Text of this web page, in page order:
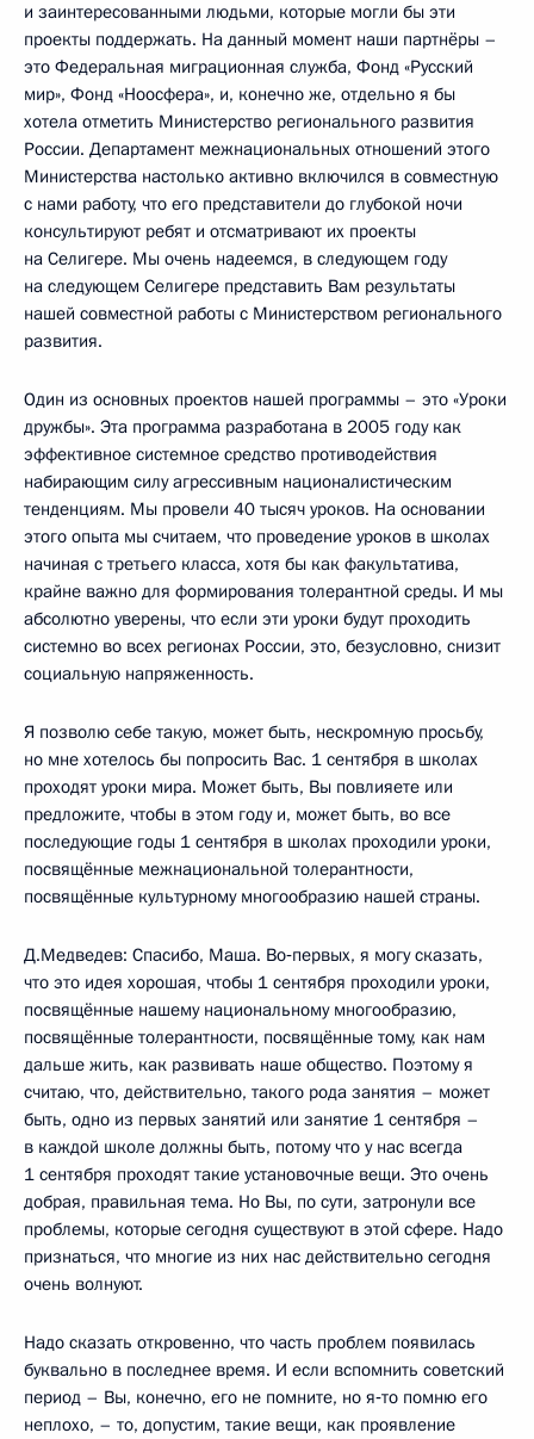
и заинтересованными людьми, которые могли бы эти
проекты поддержать. На данный момент наши партнёры –
это Федеральная миграционная служба, Фонд «Русский
мир», Фонд «Ноосфера», и, конечно же, отдельно я бы
хотела отметить Министерство регионального развития
России. Департамент межнациональных отношений этого
Министерства настолько активно включился в совместную
с нами работу, что его представители до глубокой ночи
консультируют ребят и отсматривают их проекты
на Селигере. Мы очень надеемся, в следующем году
на следующем Селигере представить Вам результаты
нашей совместной работы с Министерством регионального
развития.
Один из основных проектов нашей программы – это «Уроки
дружбы». Эта программа разработана в 2005 году как
эффективное системное средство противодействия
набирающим силу агрессивным националистическим
тенденциям. Мы провели 40 тысяч уроков. На основании
этого опыта мы считаем, что проведение уроков в школах
начиная с третьего класса, хотя бы как факультатива,
крайне важно для формирования толерантной среды. И мы
абсолютно уверены, что если эти уроки будут проходить
системно во всех регионах России, это, безусловно, снизит
социальную напряженность.
Я позволю себе такую, может быть, нескромную просьбу,
но мне хотелось бы попросить Вас. 1 сентября в школах
проходят уроки мира. Может быть, Вы повлияете или
предложите, чтобы в этом году и, может быть, во все
последующие годы 1 сентября в школах проходили уроки,
посвящённые межнациональной толерантности,
посвящённые культурному многообразию нашей страны.
Д.Медведев: Спасибо, Маша. Во‑первых, я могу сказать,
что это идея хорошая, чтобы 1 сентября проходили уроки,
посвящённые нашему национальному многообразию,
посвящённые толерантности, посвящённые тому, как нам
дальше жить, как развивать наше общество. Поэтому я
считаю, что, действительно, такого рода занятия – может
быть, одно из первых занятий или занятие 1 сентября –
в каждой школе должны быть, потому что у нас всегда
1 сентября проходят такие установочные вещи. Это очень
добрая, правильная тема. Но Вы, по сути, затронули все
проблемы, которые сегодня существуют в этой сфере. Надо
признаться, что многие из них нас действительно сегодня
очень волнуют.
Надо сказать откровенно, что часть проблем появилась
буквально в последнее время. И если вспомнить советский
период – Вы, конечно, его не помните, но я‑то помню его
неплохо, – то, допустим, такие вещи, как проявление